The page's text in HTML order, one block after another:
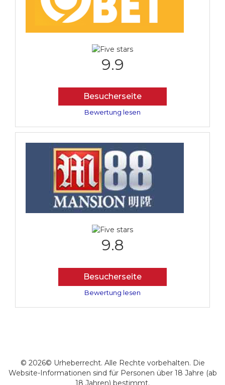
9.9
Besucherseite
Bewertung lesen
9.8
Besucherseite
Bewertung lesen
© 2026© Urheberrecht. Alle Rechte vorbehalten. Die
Website-Informationen sind für Personen über 18 Jahre (ab
18 Jahren) bestimmt.